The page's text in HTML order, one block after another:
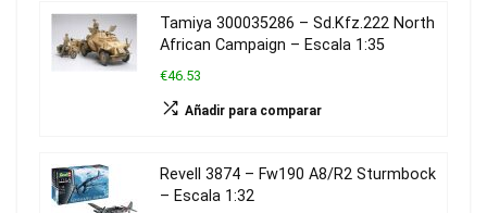
Tamiya 300035286 – Sd.Kfz.222 North
African Campaign – Escala 1:35
€46.53
Añadir para comparar
Revell 3874 – Fw190 A8/R2 Sturmbock
– Escala 1:32